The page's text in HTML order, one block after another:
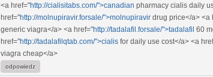
<a href="http://cialisitabs.com/">canadian pharmacy cialis daily
href="http://molnupiravir.forsale/">molnupiravir drug price</a> <a
generic viagra</a> <a href="http://tadalafil.forsale/">tadalafil 60
href="http://tadalafilqtab.com/">cialis for daily use cost</a> <a
viagra cheap</a>
odpowiedz